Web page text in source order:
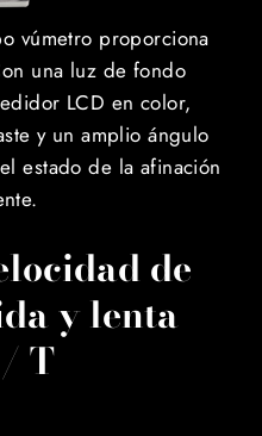
vúmetro proporciona
una luz de fondo
LCD en color,
y un amplio ángulo
estado de la afinación
de
y lenta
T